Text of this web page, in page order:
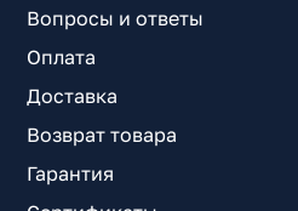
Вопросы и ответы
Оплата
Доставка
Возврат товара
Гарантия